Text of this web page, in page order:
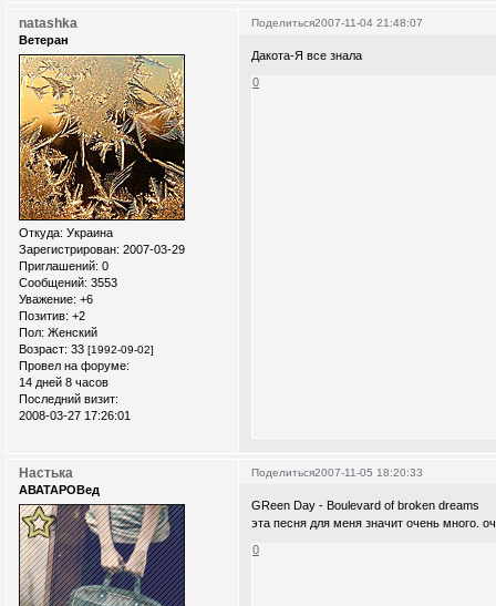
Поделиться2007-11-04 21:48:07
natashka
Ветеран
Откуда: Украина
Зарегистрирован: 2007-03-29
Приглашений: 0
Сообщений: 3553
Уважение: +6
Позитив: +2
Пол: Женский
Возраст: 33 [1992-09-02]
Провел на форуме:
14 дней 8 часов
Последний визит:
2008-03-27 17:26:01
Дакота-Я все знала
0
Поделиться2007-11-05 18:20:33
Настька
АВАТАРОВед
GReen Day - Boulevard of broken dreams
эта песня для меня значит очень много.
0